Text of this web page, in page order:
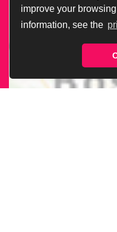
improve your
information, see the